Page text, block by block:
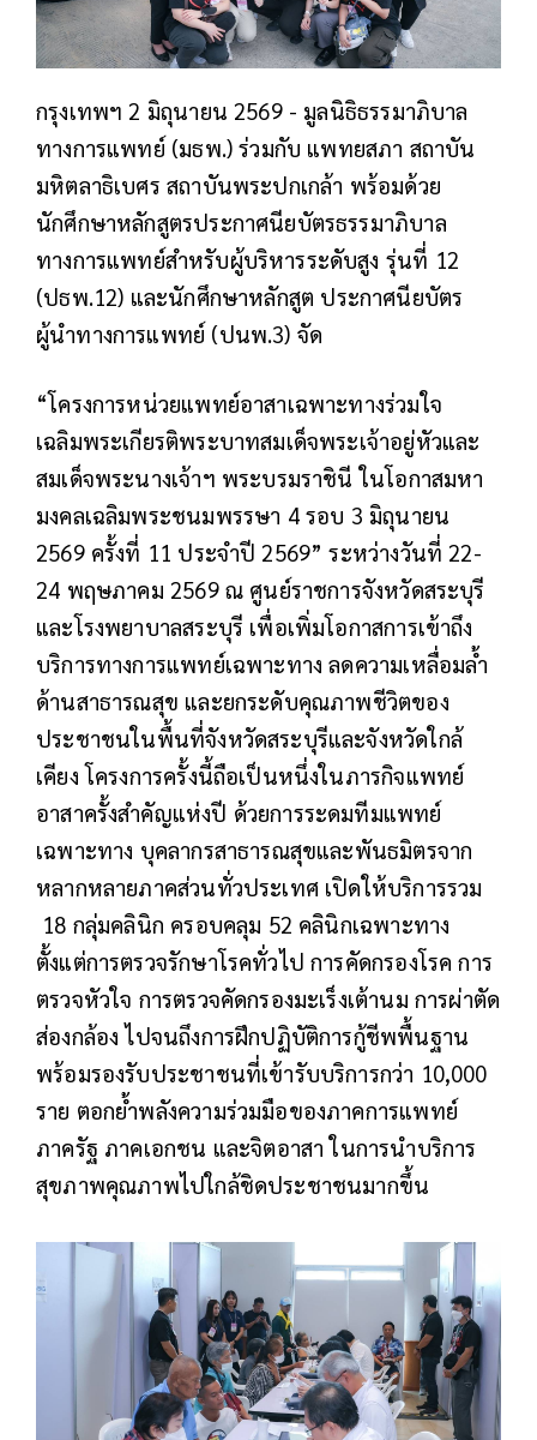
กรุงเทพฯ 2 มิถุนายน 2569 - มูลนิธิธรรมาภิบาล
ทางการแพทย์ (มธพ.) ร่วมกับ แพทยสภา สถาบัน
มหิตลาธิเบศร สถาบันพระปกเกล้า พร้อมด้วย
นักศึกษาหลักสูตรประกาศนียบัตรธรรมาภิบาล
ทางการแพทย์สำหรับผู้บริหารระดับสูง รุ่นที่ 12
(ปธพ.12) และนักศึกษาหลักสูต ประกาศนียบัตร
ผู้นำทางการแพทย์ (ปนพ.3) จัด
“โครงการหน่วยแพทย์อาสาเฉพาะทางร่วมใจ
เฉลิมพระเกียรติพระบาทสมเด็จพระเจ้าอยู่หัวและ
สมเด็จพระนางเจ้าฯ พระบรมราชินี ในโอกาสมหา
มงคลเฉลิมพระชนมพรรษา 4 รอบ 3 มิถุนายน
2569 ครั้งที่ 11 ประจำปี 2569” ระหว่างวันที่ 22-
24 พฤษภาคม 2569 ณ ศูนย์ราชการจังหวัดสระบุรี
และโรงพยาบาลสระบุรี เพื่อเพิ่มโอกาสการเข้าถึง
บริการทางการแพทย์เฉพาะทาง ลดความเหลื่อมล้ำ
ด้านสาธารณสุข และยกระดับคุณภาพชีวิตของ
ประชาชนในพื้นที่จังหวัดสระบุรีและจังหวัดใกล้
เคียง โครงการครั้งนี้ถือเป็นหนึ่งในภารกิจแพทย์
อาสาครั้งสำคัญแห่งปี ด้วยการระดมทีมแพทย์
เฉพาะทาง บุคลากรสาธารณสุขและพันธมิตรจาก
หลากหลายภาคส่วนทั่วประเทศ เปิดให้บริการรวม
18 กลุ่มคลินิก ครอบคลุม 52 คลินิกเฉพาะทาง
ตั้งแต่การตรวจรักษาโรคทั่วไป การคัดกรองโรค การ
ตรวจหัวใจ การตรวจคัดกรองมะเร็งเต้านม การผ่าตัด
ส่องกล้อง ไปจนถึงการฝึกปฏิบัติการกู้ชีพพื้นฐาน
พร้อมรองรับประชาชนที่เข้ารับบริการกว่า 10,000
ราย ตอกย้ำพลังความร่วมมือของภาคการแพทย์
ภาครัฐ ภาคเอกชน และจิตอาสา ในการนำบริการ
สุขภาพคุณภาพไปใกล้ชิดประชาชนมากขึ้น